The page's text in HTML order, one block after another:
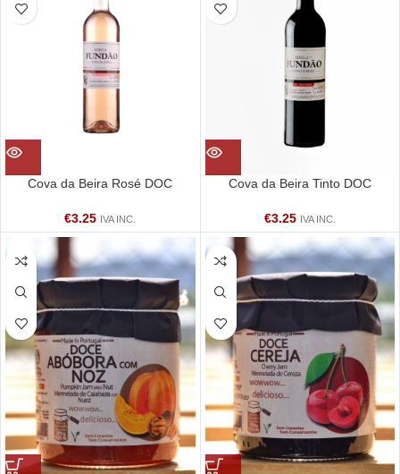
Cova da Beira Rosé DOC
€3.25 IVA INC.
Cova da Beira Tinto DOC
€3.25 IVA INC.